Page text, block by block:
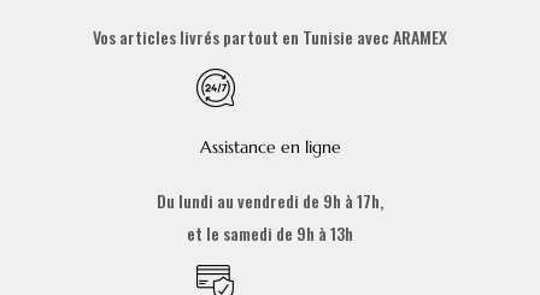
Vos articles livrés partout en Tunisie avec ARAMEX
Assistance en ligne
Du lundi au vendredi de 9h à 17h,
et le samedi de 9h à 13h